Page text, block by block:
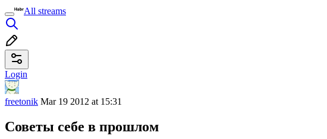
All streams
Login
freetonik Mar 19 2012 at 15:31
Советы себе в прошлом